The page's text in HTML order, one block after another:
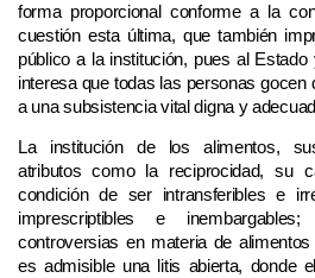
forma proporcional conforme a la
cuestión esta última, que también
público a la institución, pues al
interesa que todas las personas gocen
a una subsistencia vital digna y
La institución de los alimentos,
atributos como la reciprocidad, su
condición de ser intransferibles e
imprescriptibles e
controversias en materia de
es admisible una litis abierta, donde